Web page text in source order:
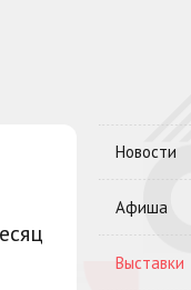
Новости
Афиша
Выставки